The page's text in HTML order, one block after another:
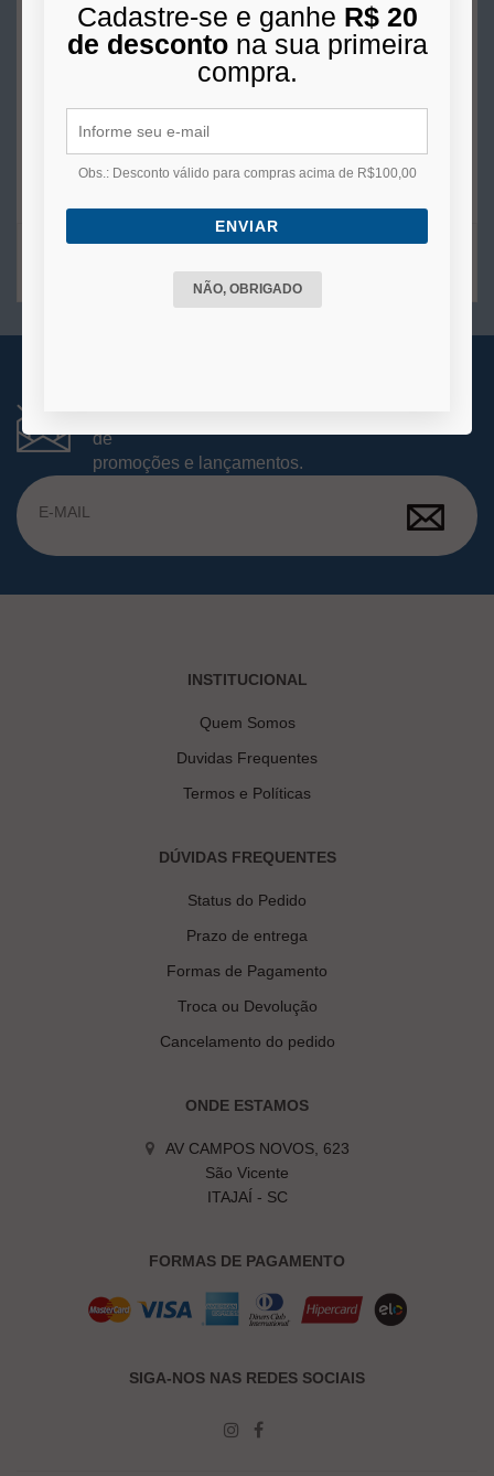
R$ 340,00
10xde R$ 34,00s/juros no cartão
de
promoções e lançamentos.
INSTITUCIONAL
Quem Somos
Duvidas Frequentes
Termos e Políticas
DÚVIDAS FREQUENTES
Status do Pedido
Prazo de entrega
Formas de Pagamento
Troca ou Devolução
Cancelamento do pedido
ONDE ESTAMOS
AV CAMPOS NOVOS, 623
São Vicente
ITAJAÍ - SC
FORMAS DE PAGAMENTO
SIGA-NOS NAS REDES SOCIAIS
Cadastre-se e ganhe R$ 20
de descontona sua primeira
compra.
Obs.: Desconto válido para compras acima de R$100,00
ENVIAR
NÃO, OBRIGADO